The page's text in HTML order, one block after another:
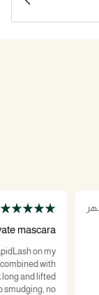
mascara
on my
with
long and lifted
smudging, no